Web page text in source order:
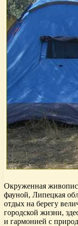
Окруженная
фауной, Липецкая
отдых на берегу
городской жизни,
и гармонией с